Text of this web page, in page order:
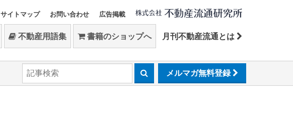
サイトマップ お問い合わせ 広告掲載
不動産用語集 書籍のショップへ 月刊不動産流通とは
メルマガ無料登録